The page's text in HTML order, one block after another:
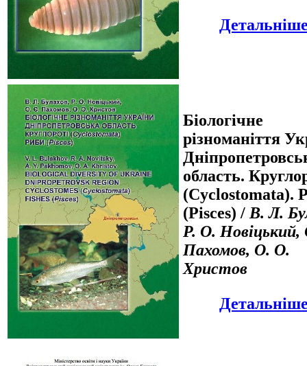
Біологічне
різноманіття
область.
(Cyclostomata).
(Pisces) /В. Л.
Р. О.
Пахомов, О. О.
Христов